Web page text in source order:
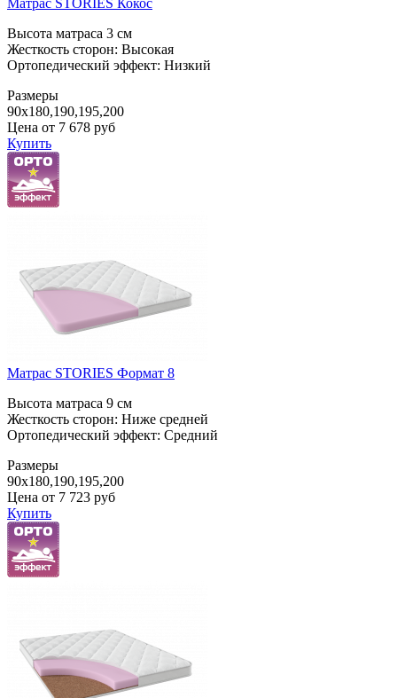
Высота матраса 3 см
Жесткость сторон: Высокая
Ортопедический эффект: Низкий
Размеры
90x180,190,195,200
Цена от 7 678 руб
Купить
Матрас STORIES Формат 8
Высота матраса 9 см
Жесткость сторон: Ниже средней
Ортопедический эффект: Средний
Размеры
90x180,190,195,200
Цена от 7 723 руб
Купить